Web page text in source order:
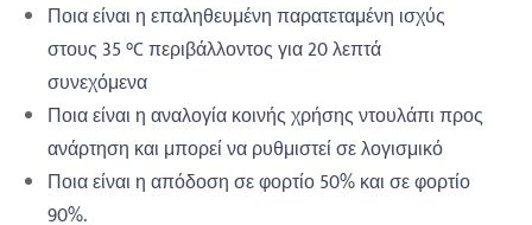
Ποια είναι η επαληθευμένη παρατεταμένη ισχύς
στους 35 °C περιβάλλοντος για 20 λεπτά
συνεχόμενα
Ποια είναι η αναλογία κοινής χρήσης ντουλάπι προς
ανάρτηση και μπορεί να ρυθμιστεί σε λογισμικό
Ποια είναι η απόδοση σε φορτίο 50% και σε φορτίο
90%.